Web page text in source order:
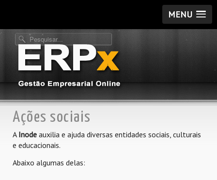
MENU
Ações sociais
A Inode auxilia e ajuda diversas entidades sociais, culturais
e educacionais.
Abaixo algumas delas: